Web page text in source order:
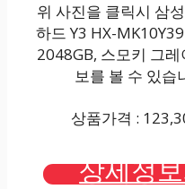
위 사진을 클릭시 삼
하드 Y3 HX-
2048GB, 스모키 그레
보를 볼 수 있습
상품가격 :
상세정